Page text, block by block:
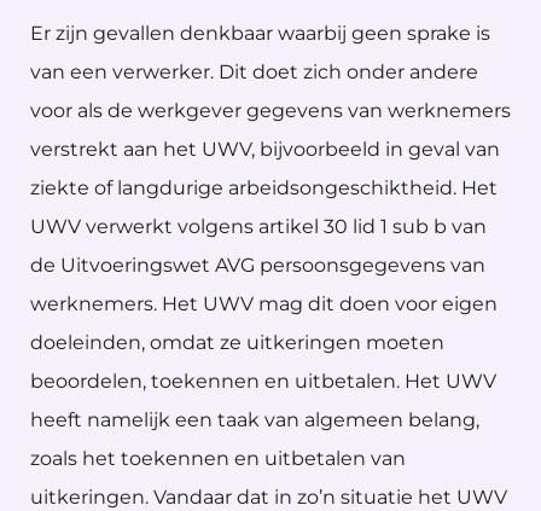
Er zijn gevallen denkbaar waarbij geen sprake is
van een verwerker. Dit doet zich onder andere
voor als de werkgever gegevens van werknemers
verstrekt aan het UWV, bijvoorbeeld in geval van
ziekte of langdurige arbeidsongeschiktheid. Het
UWV verwerkt volgens artikel 30 lid 1 sub b van
de Uitvoeringswet AVG persoonsgegevens van
werknemers. Het UWV mag dit doen voor eigen
doeleinden, omdat ze uitkeringen moeten
beoordelen, toekennen en uitbetalen. Het UWV
heeft namelijk een taak van algemeen belang,
zoals het toekennen en uitbetalen van
uitkeringen. Vandaar dat in zo’n situatie het UWV